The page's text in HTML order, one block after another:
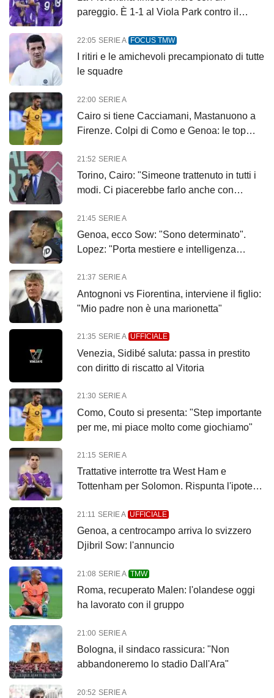
pareggio. È 1-1 al Viola Park contro il
22:05 SERIE A FOCUS TMW
I ritiri e le amichevoli precampionato di tutte
le squadre
22:00 SERIE A
Cairo si tiene Cacciamani, Mastanuono a
Firenze. Colpi di Como e Genoa: le top
21:52 SERIE A
Torino, Cairo: "Simeone trattenuto in tutti i
modi. Ci piacerebbe farlo anche con
21:45 SERIE A
Genoa, ecco Sow: "Sono determinato".
Lopez: "Porta mestiere e intelligenza
21:37 SERIE A
Antognoni vs Fiorentina, interviene il figlio:
"Mio padre non è una marionetta"
21:35 SERIE A UFFICIALE
Venezia, Sidibé saluta: passa in prestito
con diritto di riscatto al Vitoria
21:30 SERIE A
Como, Couto si presenta: "Step importante
per me, mi piace molto come giochiamo"
21:15 SERIE A
Trattative interrotte tra West Ham e
Tottenham per Solomon. Rispunta l'ipotesi
21:11 SERIE A UFFICIALE
Genoa, a centrocampo arriva lo svizzero
Djibril Sow: l'annuncio
21:08 SERIE A TMW
Roma, recuperato Malen: l'olandese oggi
ha lavorato con il gruppo
21:00 SERIE A
Bologna, il sindaco rassicura: "Non
abbandoneremo lo stadio Dall'Ara"
20:52 SERIE A